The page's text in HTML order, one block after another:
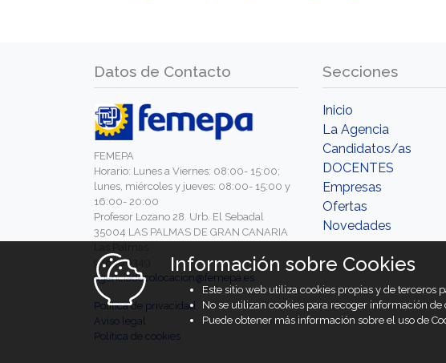
Datos de Contacto
FEMEPA
Horario: Lunes a Viernes: 08:00- 15:00;
lunes, miércoles y jueves: 08:00- 15:00 y
16:00- 20:00
Profesor Lozano 28. Urb. El Sebadal
35004 LAS PALMAS DE GRAN CANARIA
928460349
agenciadecolocacion@femepa.es
Política de privacidad
Aviso legal
Política de cookies
Secciones
Inicio
La Agencia
Candidatos/as
DOCENTES
Empresas
Ofertas
Novedades
Información sobre Cookies
Este sitio web utiliza cookies propias y de
No se utilizan cookies para recoger información de
Puede obtener más información sobre el uso de